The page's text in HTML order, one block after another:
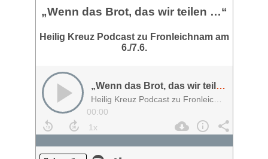
„Wenn das Brot, das wir teilen …“
Heilig Kreuz Podcast zu Fronleichnam am
6./7.6.
„Wenn das Brot, das wir teilen …“
Heilig Kreuz Podcast zu Fronleichnam am 6./7.6.
00:00